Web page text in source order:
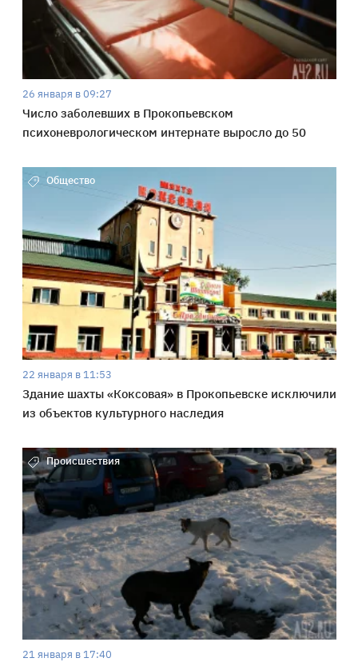
26 января в 09:27
Число заболевших в Прокопьевском
психоневрологическом интернате выросло до 50
Общество
22 января в 11:53
Здание шахты «Коксовая» в Прокопьевске исключили
из объектов культурного наследия
Происшествия
21 января в 17:40